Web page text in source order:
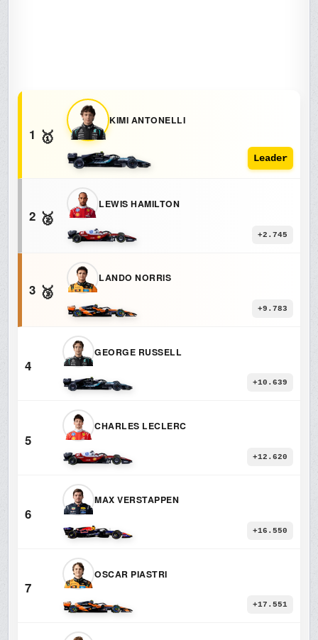
1 🥇
KIMI ANTONELLI
Leader
2 🥈
LEWIS HAMILTON
+2.745
3 🥉
LANDO NORRIS
+9.783
4
GEORGE RUSSELL
+10.639
5
CHARLES LECLERC
+12.620
6
MAX VERSTAPPEN
+16.550
7
OSCAR PIASTRI
+17.551